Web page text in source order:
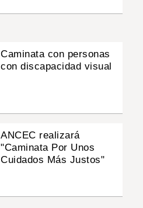
Caminata con personas
con discapacidad visual
ANCEC realizará
"Caminata Por Unos
Cuidados Más Justos"